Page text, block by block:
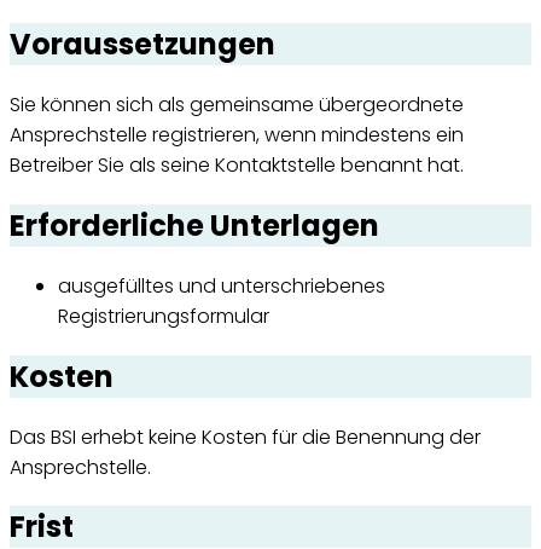
Voraussetzungen
Sie können sich als gemeinsame übergeordnete
Ansprechstelle registrieren, wenn mindestens ein
Betreiber Sie als seine Kontaktstelle benannt hat.
Erforderliche Unterlagen
ausgefülltes und unterschriebenes
Registrierungsformular
Kosten
Das BSI erhebt keine Kosten für die Benennung der
Ansprechstelle.
Frist